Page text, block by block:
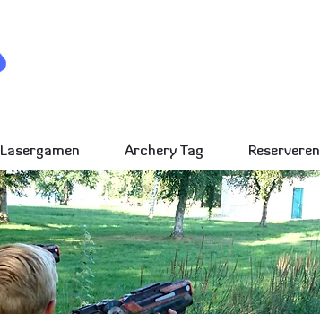
Lasergamen Archery Tag Reserveren